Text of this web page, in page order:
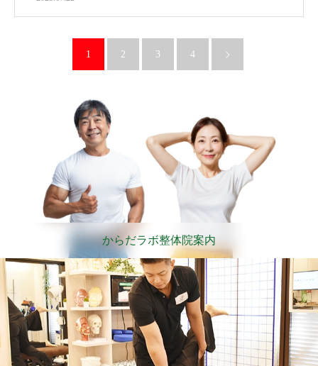
1 2 3 4
からだラボ整体院案内